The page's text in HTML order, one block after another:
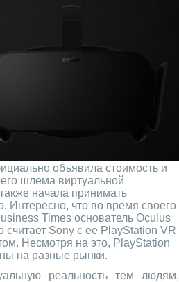
объявила стоимость и
шлема виртуальной
начала принимать
Интересно, что во время своего
Times основатель Oculus
считает Sony с ее PlayStation VR
Несмотря на это, PlayStation
на разные рынки.
реальность тем людям,